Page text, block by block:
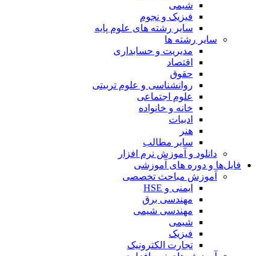
شیمی
فیزیک و نجوم
سایر رشته های علوم پایه
سایر رشته ها
مدیریت و حسابداری
اقتصاد
حقوق
روانشناسی و علوم تربیتی
علوم اجتماعی
خانه و خانواده
ادبیات
هنر
سایر مطالب
دانلود و آموزش نرم افزار
فایل‌ها و دوره های آموزشی
آموزش مباحث تخصصی
ایمنی و HSE
مهندسی برق
مهندسی شیمی
شیمی
فیزیک
تجارت الکترونیک